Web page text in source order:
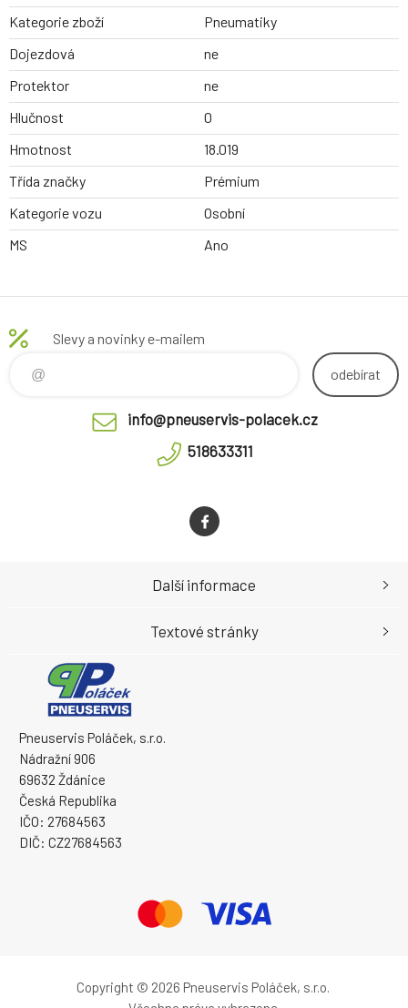
Kategorie zboží
Pneumatiky
Dojezdová
ne
Protektor
ne
Hlučnost
0
Hmotnost
18.019
Třída značky
Prémium
Kategorie vozu
Osobní
MS
Ano
Slevy a novinky e-mailem
odebírat
info@pneuservis-polacek.cz
518633311
Pneuservis Poláček, s.r.o.
Nádražní 906
69632 Ždánice
Česká Republika
IČO: 27684563
DIČ: CZ27684563
Další informace
Textové stránky
Copyright © 2026 Pneuservis Poláček, s.r.o.